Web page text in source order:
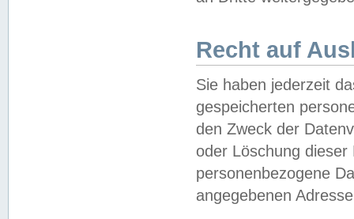
Recht auf
Sie haben jederzeit
gespeicherten
den Zweck der
oder Löschung
personenbezogene
angegebenen